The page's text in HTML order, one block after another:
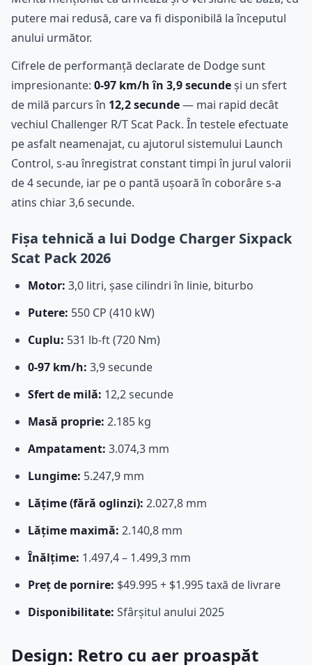
putere mai redusă, care va fi disponibilă la începutul
anului următor.
Cifrele de performanță declarate de Dodge sunt
impresionante: 0-97 km/h în 3,9 secundeși un sfert
de milă parcurs în 12,2 secunde— mai rapid decât
vechiul Challenger R/T Scat Pack. În testele efectuate
pe asfalt neamenajat, cu ajutorul sistemului Launch
Control, s-au înregistrat constant timpi în jurul valorii
de 4 secunde, iar pe o pantă ușoară în coborâre s-a
atins chiar 3,6 secunde.
Fișa tehnică a lui Dodge Charger Sixpack
Scat Pack 2026
Motor: 3,0 litri, șase cilindri în linie, biturbo
Putere: 550 CP (410 kW)
Cuplu: 531 lb-ft (720 Nm)
0-97 km/h: 3,9 secunde
Sfert de milă: 12,2 secunde
Masă proprie: 2.185 kg
Ampatament: 3.074,3 mm
Lungime: 5.247,9 mm
Lățime (fără oglinzi): 2.027,8 mm
Lățime maximă: 2.140,8 mm
Înălțime: 1.497,4 – 1.499,3 mm
Preț de pornire: $49.995 + $1.995 taxă de livrare
Disponibilitate: Sfârșitul anului 2025
Design: Retro cu aer proaspăt